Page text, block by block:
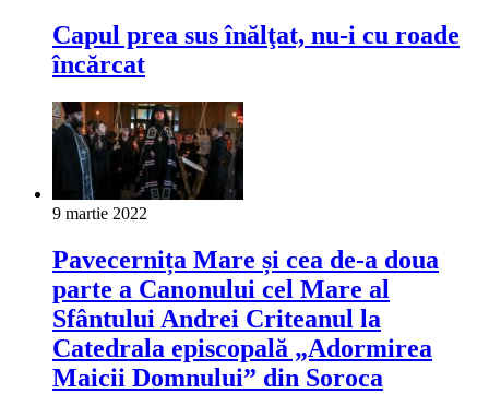
Capul prea sus înălţat, nu-i cu roade
încărcat
9 martie 2022
Pavecernița Mare și cea de-a doua
parte a Canonului cel Mare al
Sfântului Andrei Criteanul la
Catedrala episcopală „Adormirea
Maicii Domnului” din Soroca